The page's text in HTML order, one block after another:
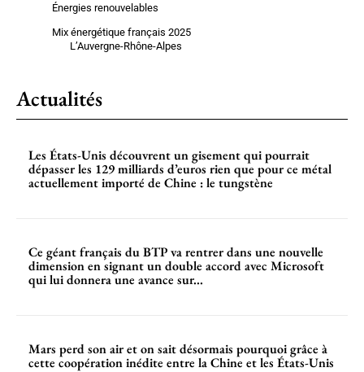
Énergies renouvelables
Mix énergétique français 2025
L’Auvergne-Rhône-Alpes
Actualités
Les États-Unis découvrent un gisement qui pourrait
dépasser les 129 milliards d’euros rien que pour ce métal
actuellement importé de Chine : le tungstène
Ce géant français du BTP va rentrer dans une nouvelle
dimension en signant un double accord avec Microsoft
qui lui donnera une avance sur...
Mars perd son air et on sait désormais pourquoi grâce à
cette coopération inédite entre la Chine et les États-Unis